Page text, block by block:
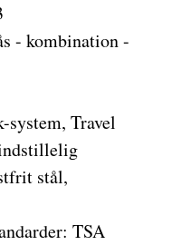
- kombination -
Travel
stål,
TSA